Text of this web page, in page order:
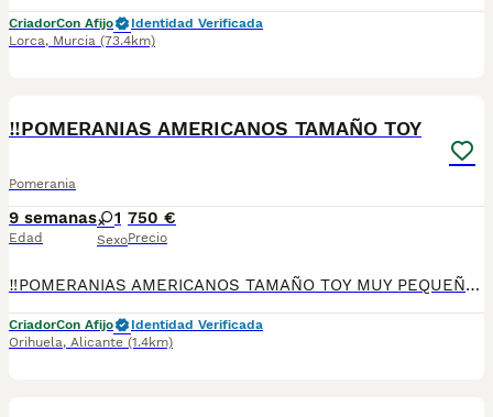
CriadorCon Afijo
Identidad Verificada
Lorca, Murcia (73.4km)
‼️POMERANIAS AMERICANOS TAMAÑO TOY
Pomerania
9 semanas
Edad
1
Sexo
750 €
Precio
‼️POMERANIAS AMERICANOS TAMAÑO TOY MUY PEQUEÑO Y MUY BUENA CALIDAD DE PELO MUY CHATITOS🐶🐶 CON VACUNA, CARTILLA, DESPARACITADOS Y REVISADOS POR UN VETERINARIO ESTAMOS EN MURCIA TAMBIÉN SE HACE ENVIO‼️‼️
CriadorCon Afijo
Identidad Verificada
Orihuela, Alicante (1.4km)